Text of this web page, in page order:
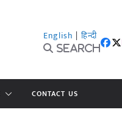
English | हिन्दी
Search
CONTACT US